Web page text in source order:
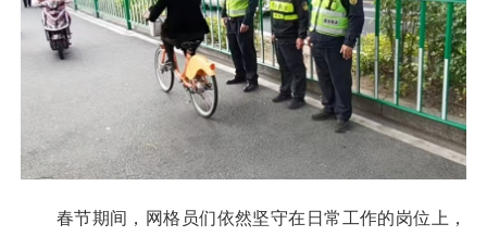
春节期间，网格员们依然坚守在日常工作的岗位上，